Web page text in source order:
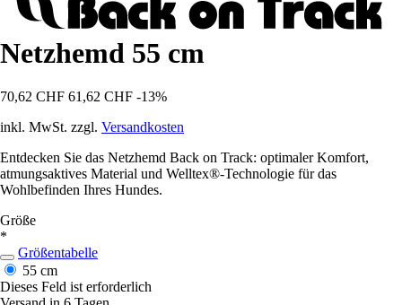
Netzhemd 55 cm
70,62 CHF 61,62 CHF -13%
inkl. MwSt. zzgl. Versandkosten
Entdecken Sie das Netzhemd Back on Track: optimaler Komfort,
atmungsaktives Material und Welltex®-Technologie für das
Wohlbefinden Ihres Hundes.
Größe
*
Größentabelle
55 cm
Dieses Feld ist erforderlich